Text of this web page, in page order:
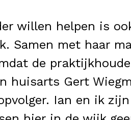
willen helpen is
Samen met haar
de
huisarts Gert
Ian en ik